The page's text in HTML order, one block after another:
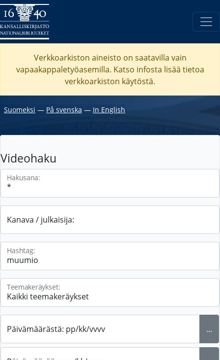
Verkkoarkiston aineisto on saatavilla vain
vapaakappaletyöasemilla. Katso infosta lisää tietoa
verkkoarkiston käytöstä.
Suomeksi ― På svenska ― In English
Videohaku
Hakusana:
Kanava / julkaisija:
Hashtag:
Teemakeräykset:
Päivämäärästä: pp/kk/vvvv ...